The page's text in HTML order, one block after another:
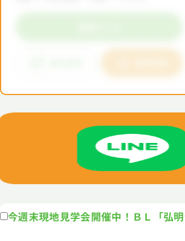
今週末現地見学会開催中！ＢＬ「弘